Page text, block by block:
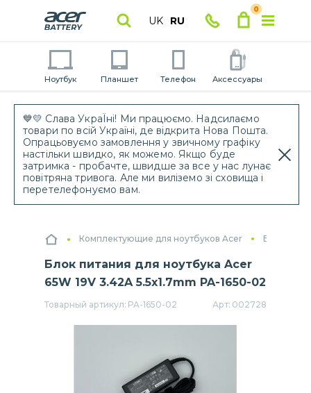
💙💛 Слава УкраЇні! Ми працюємо. Надсилаємо
товари по всій Україні, де відкрита Нова Пошта.
Опрацьовуємо замовлення у звичному графіку
настільки швидко, як можемо. Якщо буде
затримка - пробачте, швидше за все у нас лунає
повітряна тривога. Але ми виліземо зі сховища і
перетелефонуємо вам.
UK RU
0
Ноутбук Планшет Телефон Аксессуары
Комплектующие для ноутбуков Acer Блоки
Блок питания для ноутбука Acer
65W 19V 3.42A 5.5x1.7mm PA-1650-02
Товарный артикул: PA-1650-02 Арт: 002728